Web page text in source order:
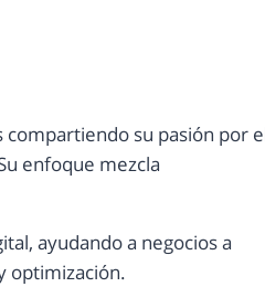
compartiendo su pasión por
enfoque mezcla
ayudando a negocios a
optimización.